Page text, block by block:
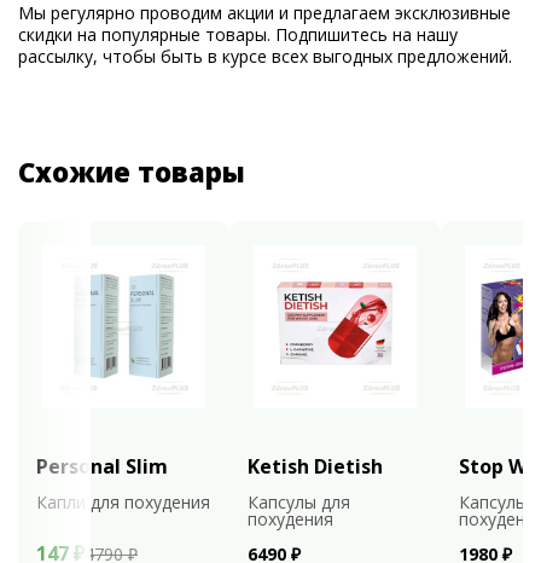
Мы регулярно проводим акции и предлагаем эксклюзивные
скидки на популярные товары. Подпишитесь на нашу
рассылку, чтобы быть в курсе всех выгодных предложений.
Схожие товары
Personal Slim
Капли для похудения
147 ₽ 4790 ₽
Ketish Dietish
Капсулы для
похудения
6490 ₽
Stop
Капсулы
1980 ₽